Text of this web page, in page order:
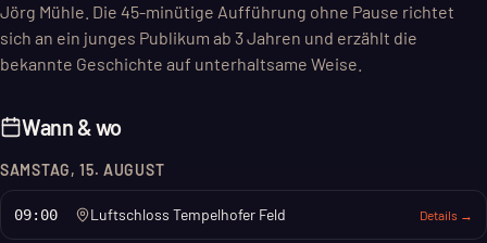
Jörg Mühle. Die 45-minütige Aufführung ohne Pause richtet
sich an ein junges Publikum ab 3 Jahren und erzählt die
bekannte Geschichte auf unterhaltsame Weise.
Wann & wo
SAMSTAG, 15. AUGUST
09:00 Luftschloss Tempelhofer Feld Details →